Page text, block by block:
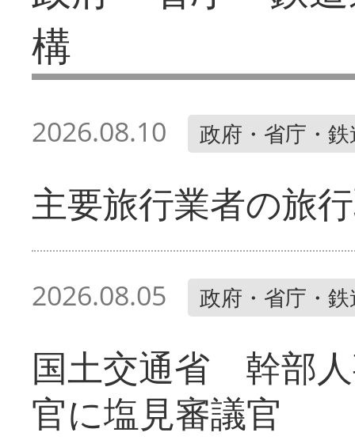
構
2026.08.10 政府・省庁・
主要旅行業者の旅
2026.08.05 政府・省庁・
国土交通省 幹部
官に塩見審議官